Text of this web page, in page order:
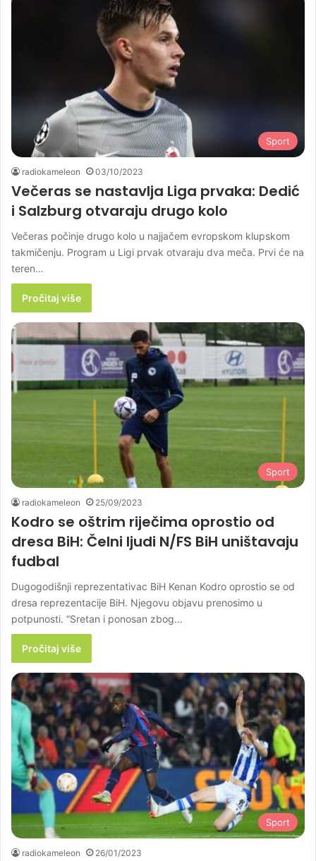
Sport
radiokameleon 03/10/2023
Večeras se nastavlja Liga prvaka: Dedić
i Salzburg otvaraju drugo kolo
Večeras počinje drugo kolo u najjačem evropskom klupskom
takmičenju. Program u Ligi prvak otvaraju dva meča. Prvi će na
teren…
Pročitaj više
Sport
radiokameleon 25/09/2023
Kodro se oštrim riječima oprostio od
dresa BiH: Čelni ljudi N/FS BiH uništavaju
fudbal
Dugogodišnji reprezentativac BiH Kenan Kodro oprostio se od
dresa reprezentacije BiH. Njegovu objavu prenosimo u
potpunosti. “Sretan i ponosan zbog…
Pročitaj više
Sport
radiokameleon 26/01/2023